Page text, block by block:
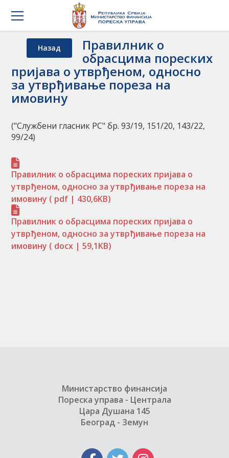
Назад Правилник о
обрасцима пореских
пријава о утврђеном, односно
за утврђивање пореза на
имовину
("Службени гласник РС" бр. 93/19, 151/20, 143/22,
99/24)
Правилник о обрасцима пореских пријава о
утврђеном, односно за утврђивање пореза на
имовину ( pdf | 430,6KB)
Правилник о обрасцима пореских пријава о
утврђеном, односно за утврђивање пореза на
имовину ( docx | 59,1KB)
Министарство финансија
Пореска управа - Централа
Цара Душана 145
Београд - Земун